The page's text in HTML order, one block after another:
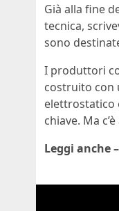
Già alla fine
tecnica,
sono
I produttori
costruito con
elettrostatico
chiave. Ma
Leggi anche –